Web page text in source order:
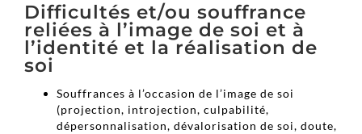
Difficultés et/ou souffrance
reliées à l’image de soi et à
l’identité et la réalisation de
soi
Souffrances à l’occasion de l’image de soi
(projection, introjection, culpabilité,
dépersonnalisation, dévalorisation de soi, doute,